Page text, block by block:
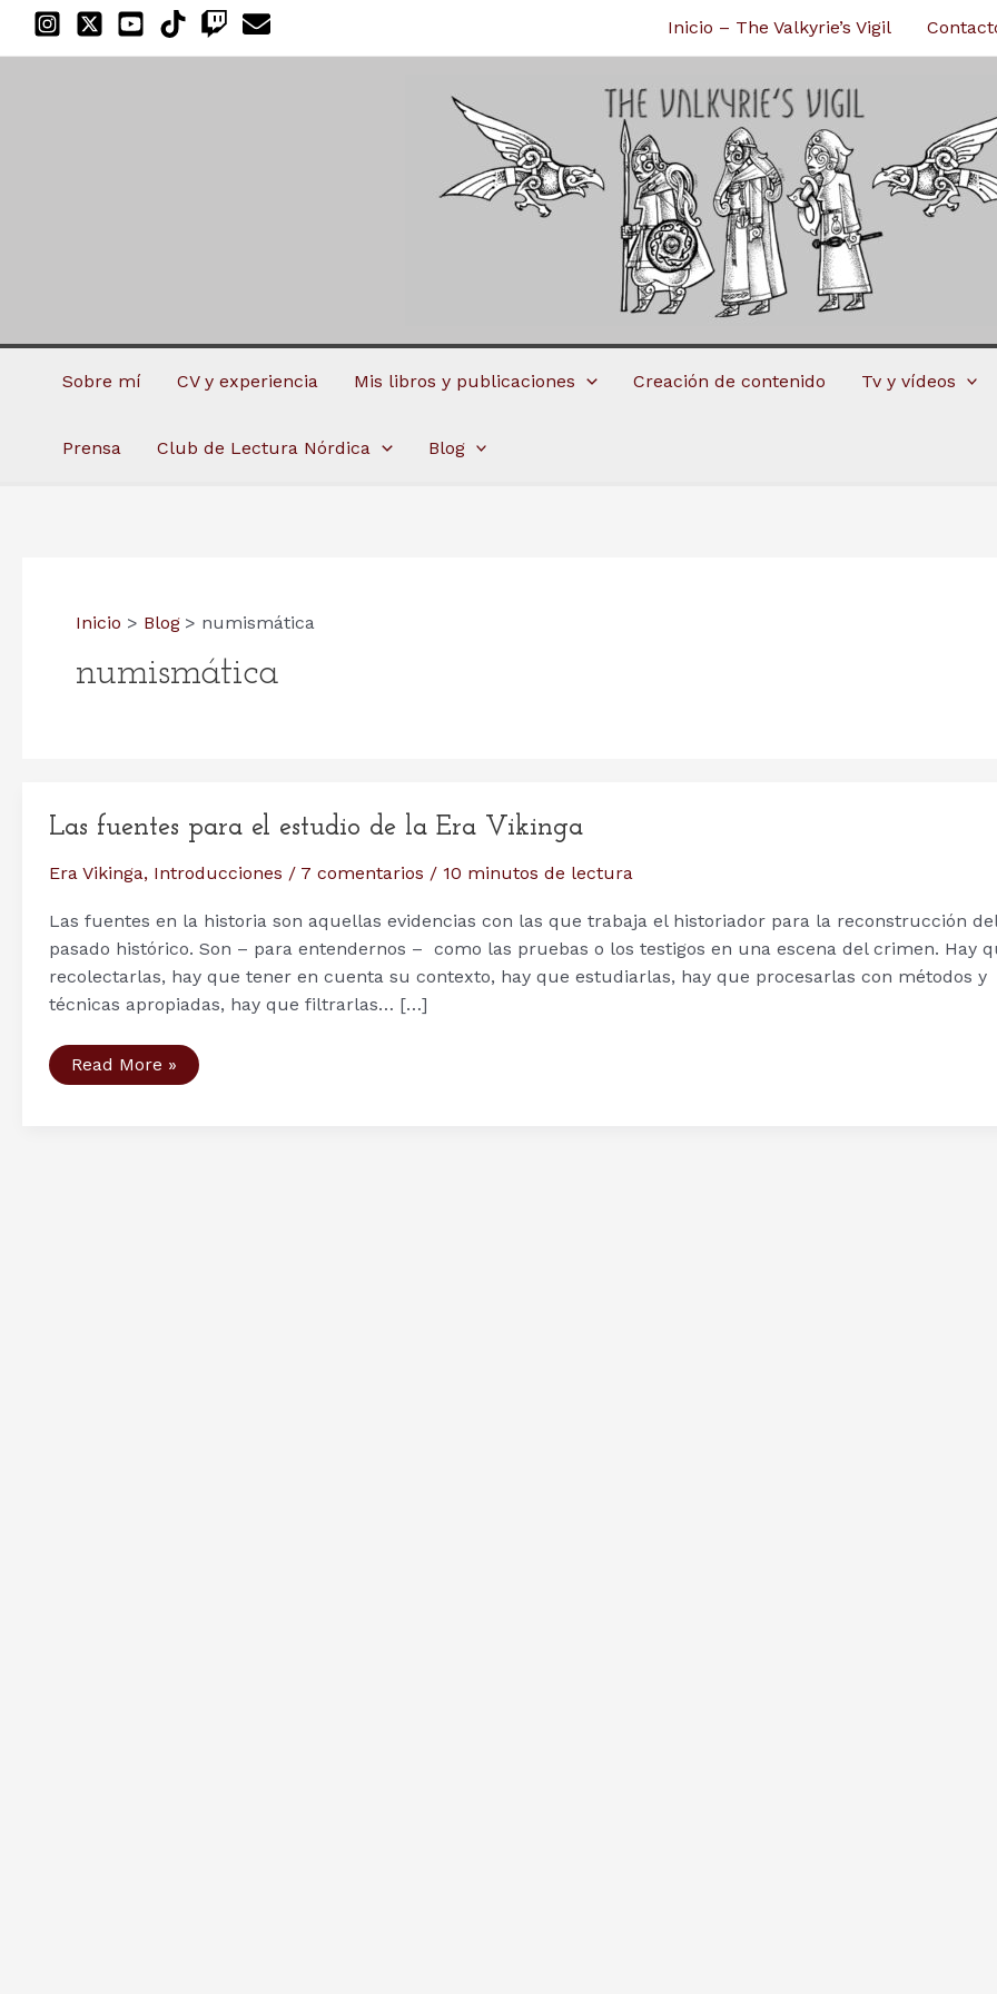
Inicio – The Valkyrie’s Vigil
Sobre mí CV y experiencia Mis libros y publicaciones Creación de contenido Tv y vídeos
Prensa Club de Lectura Nórdica Blog
Inicio Blog numismática
numismática
Las fuentes para el estudio de la Era Vikinga
Era Vikinga, Introducciones / 7 comentarios / 10 minutos de lectura
Las fuentes en la historia son aquellas evidencias con las que trabaja el historiador para la reconstrucción del
pasado histórico. Son – para entendernos – como las pruebas o los testigos en una escena del crimen. Hay
recolectarlas, hay que tener en cuenta su contexto, hay que estudiarlas, hay que procesarlas con métodos y
técnicas apropiadas, hay que filtrarlas… […]
Las
fuentes
Read More »